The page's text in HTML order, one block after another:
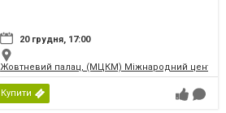
20 грудня, 17:00
Жовтневий палац, (МЦКМ) Міжнародний центр
Купити